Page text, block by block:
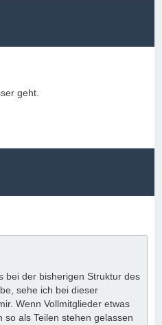
geht.
bei der bisherigen Struktur des
sehe ich bei dieser
Wenn Vollmitglieder etwas
als Teilen stehen gelassen